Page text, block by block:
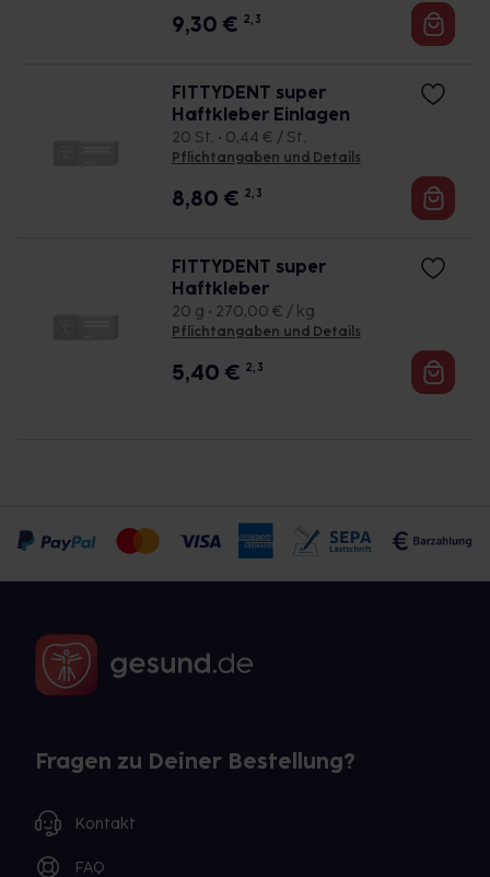
9,30 € 2, 3
FITTYDENT super
Haftkleber Einlagen
20 St. • 0,44 € / St.
Pflichtangaben und Details
8,80 € 2, 3
FITTYDENT super
Haftkleber
20 g • 270,00 € / kg
Pflichtangaben und Details
5,40 € 2, 3
Fragen zu Deiner Bestellung?
Kontakt
FAQ